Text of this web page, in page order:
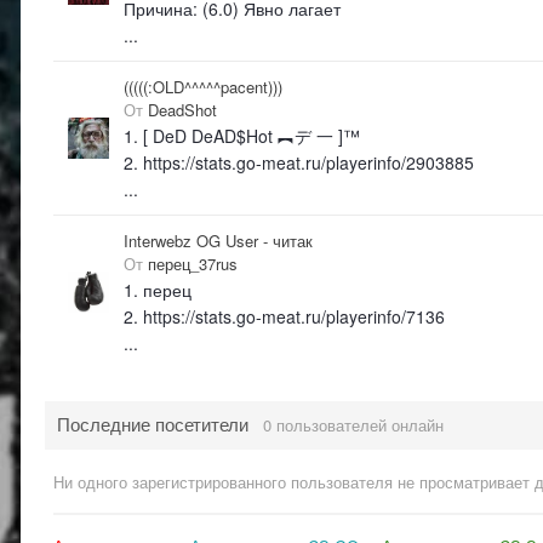
Причина: (6.0) Явно лагает
...
(((((:OLD^^^^^pacent)))
От DeadShot
1. [ DeD DeAD$Hot ︻デ 一 ]™
2. https://stats.go-meat.ru/playerinfo/2903885
...
Interwebz OG User - читак
От перец_37rus
1. перец
2. https://stats.go-meat.ru/playerinfo/7136
...
Последние посетители 0 пользователей онлайн
Ни одного зарегистрированного пользователя не просматривает